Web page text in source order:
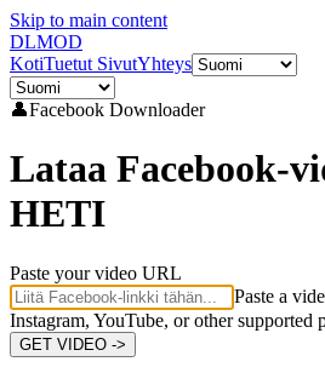
Skip to main content
DLMOD
KotiTuetut SivutYhteys
👤Facebook Downloader
Lataa Facebook-
HETI
Paste your video URL
Paste a
Instagram, YouTube, or other supported
GET VIDEO ->